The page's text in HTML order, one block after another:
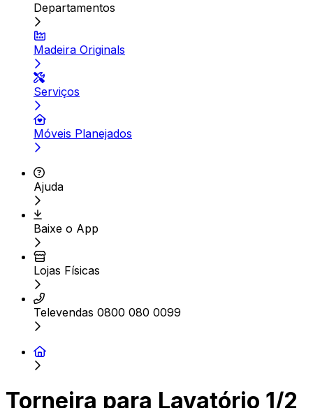
Departamentos
Madeira Originals
Serviços
Móveis Planejados
Ajuda
Baixe o App
Lojas Físicas
Televendas 0800 080 0099
Torneira para Lavatório 1/2